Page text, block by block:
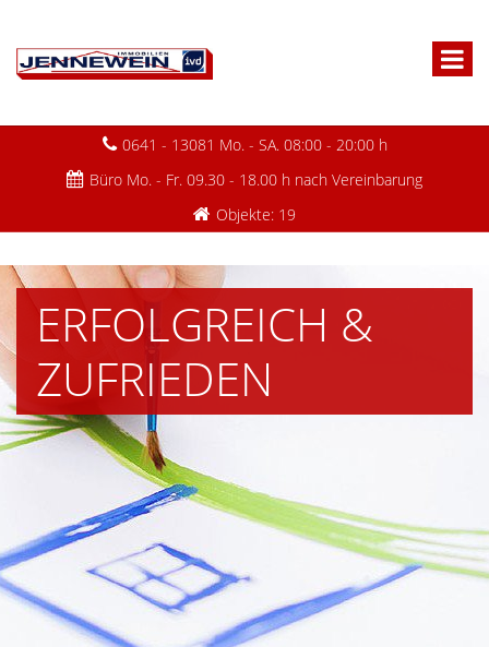
0641 - 13081 Mo. - SA. 08:00 - 20:00 h
Büro Mo. - Fr. 09.30 - 18.00 h nach Vereinbarung
Objekte: 19
ERFOLGREICH &
ZUFRIEDEN